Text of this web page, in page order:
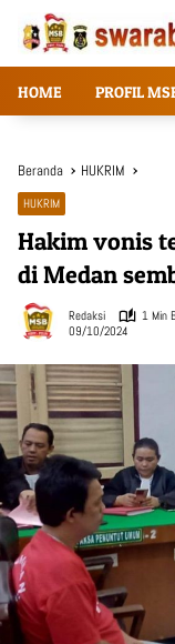
Langsung
konten
HOME PROFIL
Beranda HUKRIM
HUKRIM
Hakim vonis
di Medan
Redaksi
1 Min
09/10/2024